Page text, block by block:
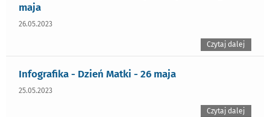
maja
26.05.2023
Czytaj dalej
Infografika - Dzień Matki - 26 maja
25.05.2023
Czytaj dalej